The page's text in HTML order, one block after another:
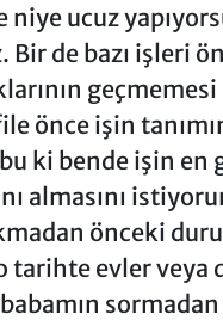
ucuz
de bazı işleri
önce işin
ki bende işin en
almasını
önceki
tarihte evler
babamın